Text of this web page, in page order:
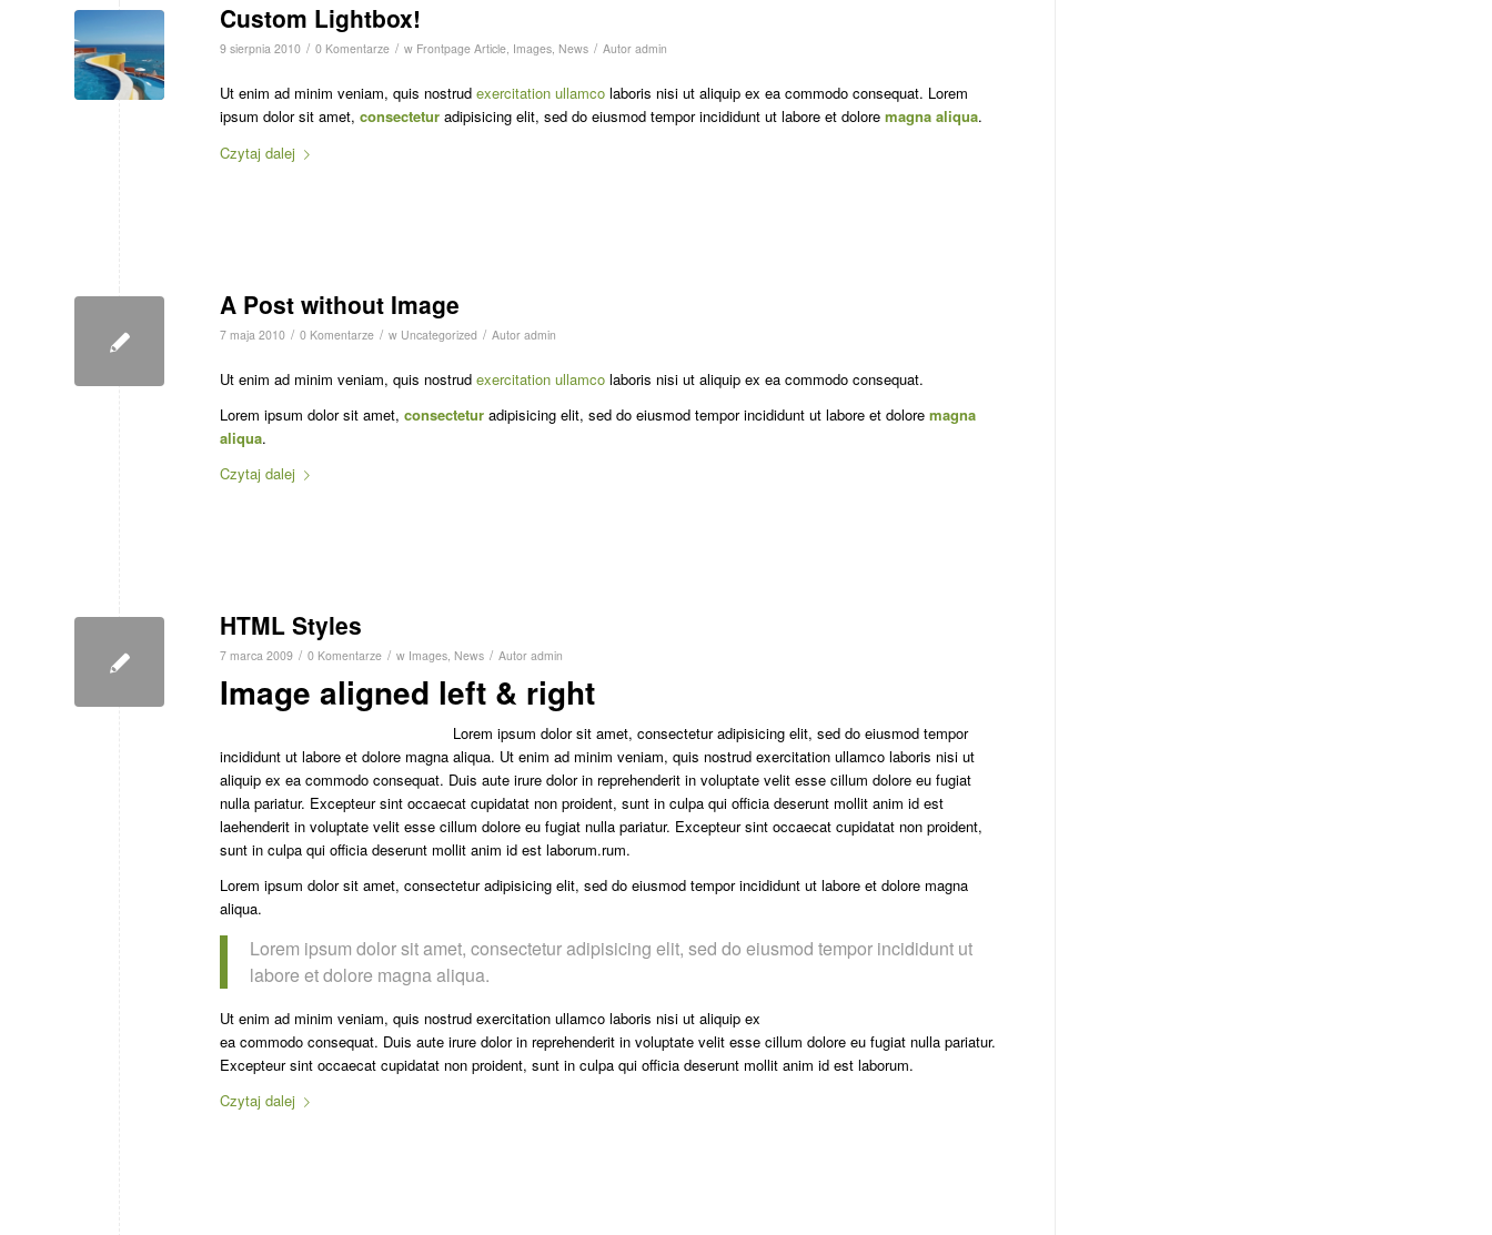
Custom Lightbox!
9 sierpnia 2010 / 0 Komentarze / w Frontpage Article, Images, News / Autor admin
Ut enim ad minim veniam, quis nostrud exercitation ullamco laboris nisi ut aliquip ex ea commodo consequat. Lorem
ipsum dolor sit amet, consectetur adipisicing elit, sed do eiusmod tempor incididunt ut labore et dolore magna aliqua.
Czytaj dalej
A Post without Image
7 maja 2010 / 0 Komentarze / w Uncategorized / Autor admin
Ut enim ad minim veniam, quis nostrud exercitation ullamco laboris nisi ut aliquip ex ea commodo consequat.
Lorem ipsum dolor sit amet, consectetur adipisicing elit, sed do eiusmod tempor incididunt ut labore et dolore magna
aliqua.
Czytaj dalej
HTML Styles
7 marca 2009 / 0 Komentarze / w Images News / Autor admin
Image aligned left & right
Lorem ipsum dolor sit amet, consectetur adipisicing elit, sed do eiusmod tempor
incididunt ut labore et dolore magna aliqua. Ut enim ad minim veniam, quis nostrud exercitation ullamco laboris nisi ut
aliquip ex ea commodo consequat. Duis aute irure dolor in reprehenderit in voluptate velit esse cillum dolore eu fugiat
nulla pariatur. Excepteur sint occaecat cupidatat non proident, sunt in culpa qui officia deserunt mollit anim id est
laehenderit in voluptate velit esse cillum dolore eu fugiat nulla pariatur. Excepteur sint occaecat cupidatat non proident,
sunt in culpa qui officia deserunt mollit anim id est laborum.rum.
Lorem ipsum dolor sit amet, consectetur adipisicing elit, sed do eiusmod tempor incididunt ut labore et dolore magna
aliqua.
Lorem ipsum dolor sit amet, consectetur adipisicing elit, sed do eiusmod tempor incididunt ut
labore et dolore magna aliqua.
Ut enim ad minim veniam, quis nostrud exercitation ullamco laboris nisi ut aliquip ex
ea commodo consequat. Duis aute irure dolor in reprehenderit in voluptate velit esse cillum dolore eu fugiat nulla pariatur.
Excepteur sint occaecat cupidatat non proident, sunt in culpa qui officia deserunt mollit anim id est laborum.
Czytaj dalej